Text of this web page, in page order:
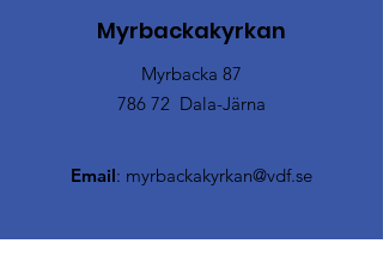
Myrbackakyrkan
Myrbacka 87
786 72 Dala-Järna
Email: myrbackakyrkan@vdf.se